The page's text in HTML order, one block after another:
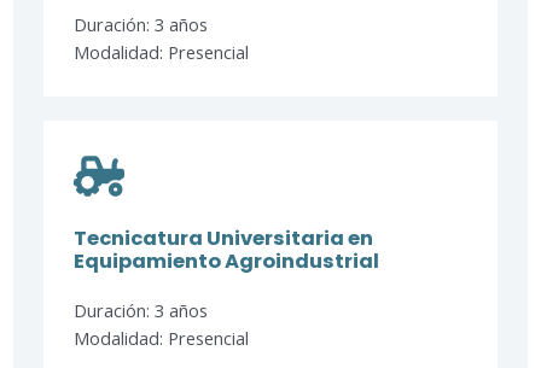
Duración: 3 años
Modalidad: Presencial
Tecnicatura Universitaria en
Equipamiento Agroindustrial
Duración: 3 años
Modalidad: Presencial